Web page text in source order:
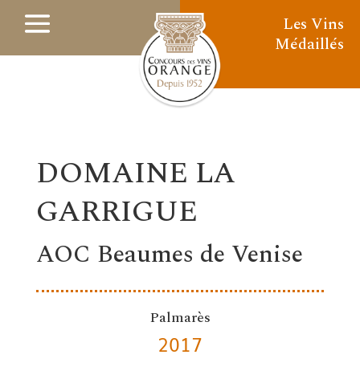
Les Vins
Médaillés
DOMAINE LA
GARRIGUE
AOC Beaumes de Venise
Palmarès
2017